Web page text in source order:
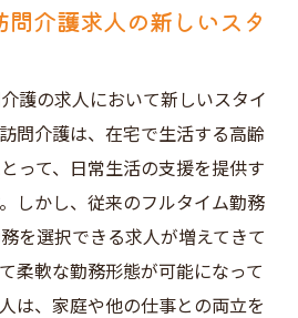
介護求人の新しいスタ
護の求人において新しいスタイ
問介護は、在宅で生活する高齢
って、日常生活の支援を提供す
しかし、従来のフルタイム勤務
を選択できる求人が増えてきて
柔軟な勤務形態が可能になって
は、家庭や他の仕事との両立を